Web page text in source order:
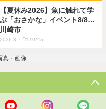
【夏休み2026】魚に触れて学
ぶ「おさかな」イベント8/8…
川崎市
2026.8.7 Fri 10:45
真・画像